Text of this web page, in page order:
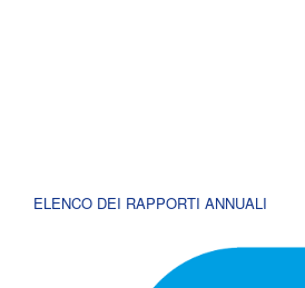
ELENCO DEI RAPPORTI ANNUALI